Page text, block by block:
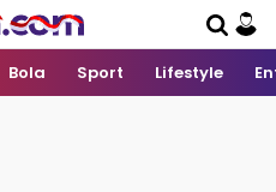
Bola Sport Lifestyle